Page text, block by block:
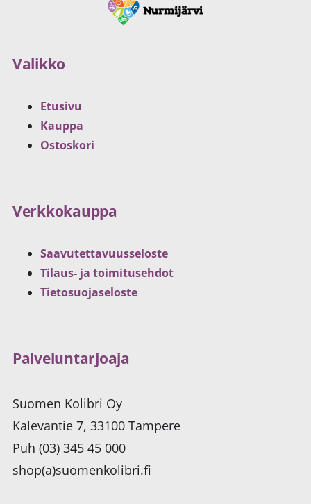
Valikko
Etusivu
Kauppa
Ostoskori
Verkkokauppa
Saavutettavuusseloste
Tilaus- ja toimitusehdot
Tietosuojaseloste
Palveluntarjoaja
Suomen Kolibri Oy
Kalevantie 7, 33100 Tampere
Puh (03) 345 45 000
shop(a)suomenkolibri.fi